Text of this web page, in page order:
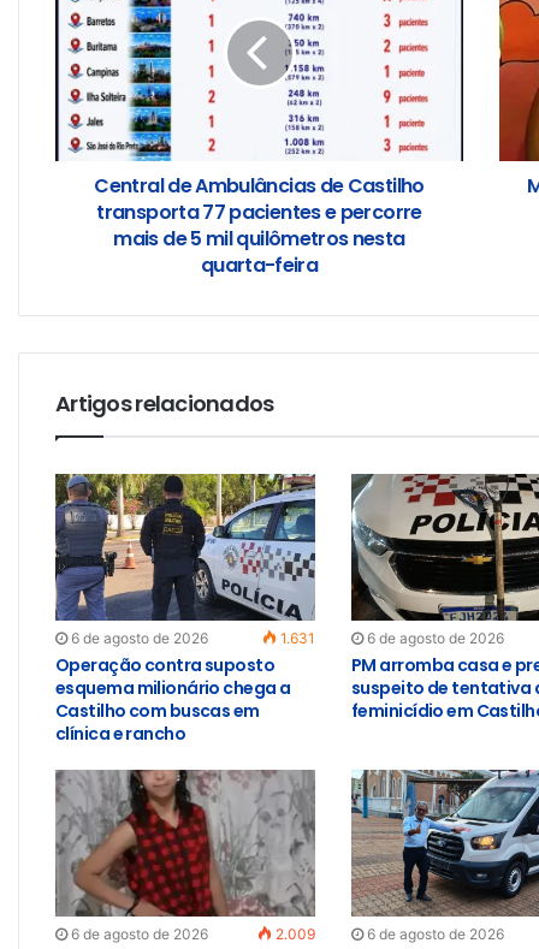
Central de Ambulâncias de Castilho
transporta 77 pacientes e percorre
mais de 5 mil quilômetros nesta
quarta-feira
Artigos relacionados
6 de agosto de 2026 1.631
Operação contra suposto
esquema milionário chega a
Castilho com buscas em
clínica e rancho
6 de agosto de 2026
PM arromba casa e
suspeito de tentativa
feminicídio em
6 de agosto de 2026 2.009 6 de agosto de 2026